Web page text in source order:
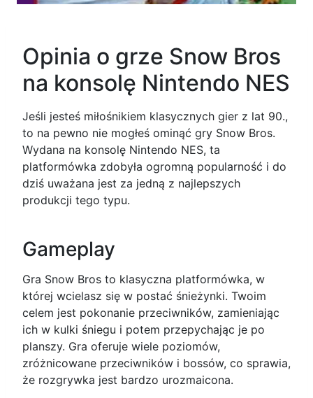
Opinia o grze Snow Bros
na konsolę Nintendo NES
Jeśli jesteś miłośnikiem klasycznych gier z lat 90.,
to na pewno nie mogłeś ominąć gry Snow Bros.
Wydana na konsolę Nintendo NES, ta
platformówka zdobyła ogromną popularność i do
dziś uważana jest za jedną z najlepszych
produkcji tego typu.
Gameplay
Gra Snow Bros to klasyczna platformówka, w
której wcielasz się w postać śnieżynki. Twoim
celem jest pokonanie przeciwników, zamieniając
ich w kulki śniegu i potem przepychając je po
planszy. Gra oferuje wiele poziomów,
zróżnicowane przeciwników i bossów, co sprawia,
że rozgrywka jest bardzo urozmaicona.